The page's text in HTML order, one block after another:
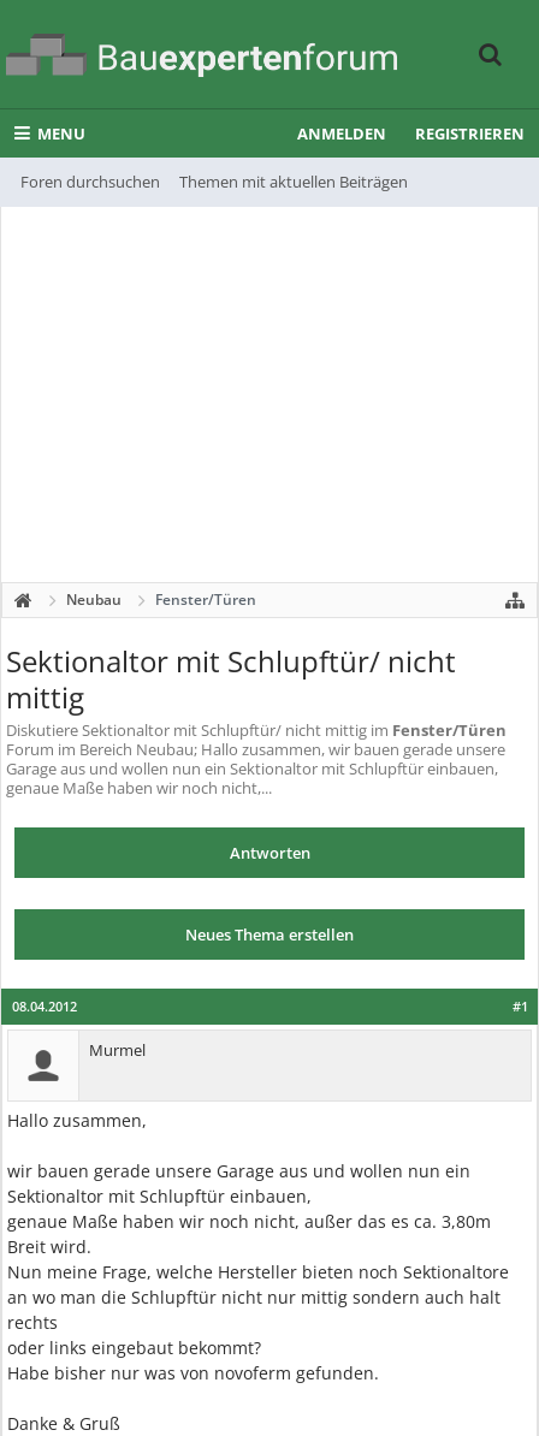
MENU
Foren durchsuchen Themen mit aktuellen Beiträgen
ANMELDEN REGISTRIEREN
Neubau Fenster/Türen
Sektionaltor mit Schlupftür/ nicht
mittig
DiskutiereSektionaltor mit Schlupftür/ nicht mittig im Fenster/Türen
Forum im Bereich Neubau; Hallo zusammen, wir bauen gerade unsere
Garage aus und wollen nun ein Sektionaltor mit Schlupftür einbauen,
genaue Maße haben wir noch nicht,...
Antworten
Neues Thema erstellen
#1
08.04.2012
Murmel
Hallo zusammen,
wir bauen gerade unsere Garage aus und wollen nun ein
Sektionaltor mit Schlupftür einbauen,
genaue Maße haben wir noch nicht, außer das es ca. 3,80m
Breit wird.
Nun meine Frage, welche Hersteller bieten noch Sektionaltore
an wo man die Schlupftür nicht nur mittig sondern auch halt
rechts
oder links eingebaut bekommt?
Habe bisher nur was von novoferm gefunden.
Danke & Gruß